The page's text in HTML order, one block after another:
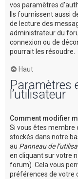
vos paramètres
Ils fournissent aussi
de lecture des
administrateur du
connexion ou de
pourrait les résoudre.
Haut
Paramètres
l’utilisateur
Comment modifier
Si vous êtes membre
stockés dans notre
au Panneau de
en cliquant sur votre
forum). Cela vous
préférences de votre